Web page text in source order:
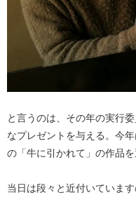
と言うのは、その年の実行
なプレゼントを与える。今
の「牛に引かれて」の作品を
当日は段々と近付いていま